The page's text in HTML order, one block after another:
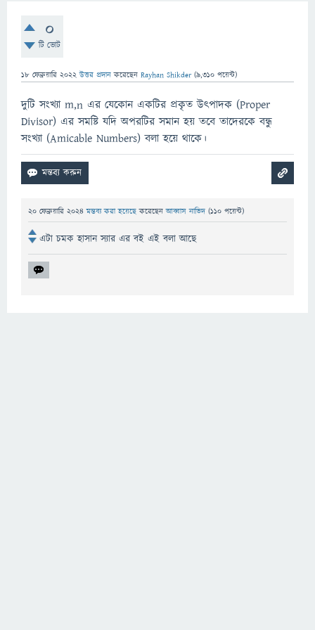
0
টি ভোট
18 ফেব্রুয়ারি 2022 উত্তর প্রদান করেছেন Rayhan Shikder (9,310 পয়েন্ট)
দুটি সংখ্যা m,n এর যেকোন একটির প্রকৃত উৎপাদক (Proper
Divisor) এর সমষ্টি যদি অপরটির সমান হয় তবে তাদেরকে বন্ধু
সংখ্যা (Amicable Numbers) বলা হয়ে থাকে।
20 ফেব্রুয়ারি 2024 মন্তব্য করা হয়েছেকরেছেনআব্বাস নাভিদ (110 পয়েন্ট)
এটা চমক হাসান স্যার এর বই এই বলা আছে